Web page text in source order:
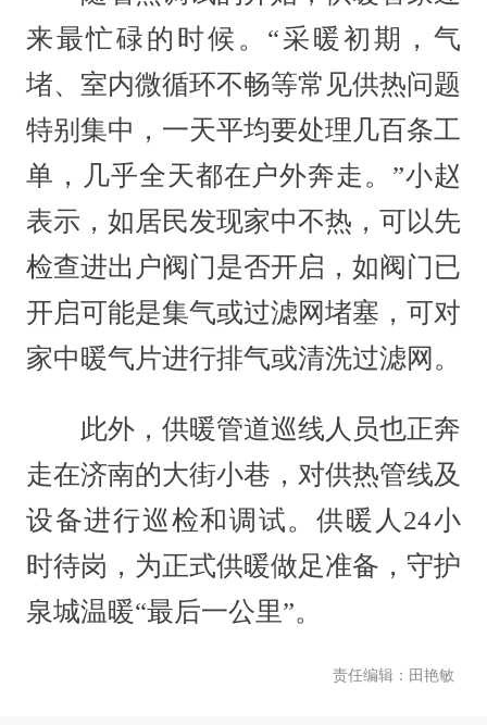
来最忙碌的时候。“采暖初期，气
堵、室内微循环不畅等常见供热问题
特别集中，一天平均要处理几百条工
单，几乎全天都在户外奔走。”小赵
表示，如居民发现家中不热，可以先
检查进出户阀门是否开启，如阀门已
开启可能是集气或过滤网堵塞，可对
家中暖气片进行排气或清洗过滤网。
此外，供暖管道巡线人员也正奔
走在济南的大街小巷，对供热管线及
设备进行巡检和调试。供暖人24小
时待岗，为正式供暖做足准备，守护
泉城温暖“最后一公里”。
责任编辑：田艳敏